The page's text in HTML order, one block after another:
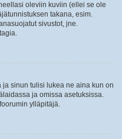
oleviin kuviin (ellei se ole
takana, esim.
sivustot, jne.
sinun tulisi lukea ne aina kun on
ja omissa asetuksissa.
ylläpitäjä.